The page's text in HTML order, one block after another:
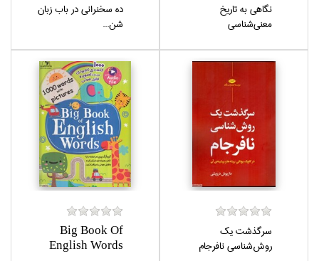
نگاهي به تاريخ
معني‌شناسي
ده سخنراني در باب زبان
شن...
سرگذشت يك
روش‌شناسي نافرجام
Big Book Of
English Words